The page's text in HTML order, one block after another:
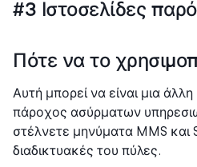
#3 Ιστοσελίδες
Πότε να το
Αυτή μπορεί να είναι μια
πάροχος ασύρματων
στέλνετε μηνύματα MMS και
διαδικτυακές του πύλες.